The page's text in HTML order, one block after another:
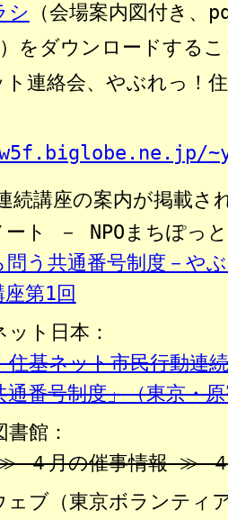
シ （会場案内図付き
をダウンロードする
連絡会、やぶれっ！
続講座の案内が掲載さ
ート － NPOまちぽっ
問う共通番号制度－や
第1回
ト日本：
住基ネット市民行動連
番号制度」（東京・
館：
４月の催事情報 ≫ ４
ェブ（東京ボランティ